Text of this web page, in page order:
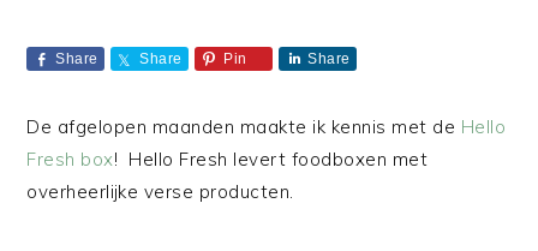
Share Share Pin Share
De afgelopen maanden maakte ik kennis met de Hello
Fresh box! Hello Fresh levert foodboxen met
overheerlijke verse producten.